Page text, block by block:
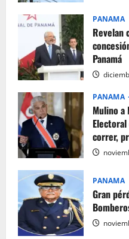
PANAMA
Revelan
Panamá
PANAMA
Mulino a
Electoral
correr,
PANAMA
Gran